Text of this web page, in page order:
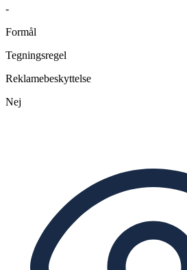
-
Formål
Tegningsregel
Reklamebeskyttelse
Nej